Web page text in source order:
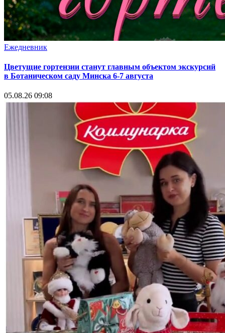
Ежедневник
Цветущие гортензии станут главным объектом экскурсий
в Ботаническом саду Минска 6-7 августа
05.08.26 09:08